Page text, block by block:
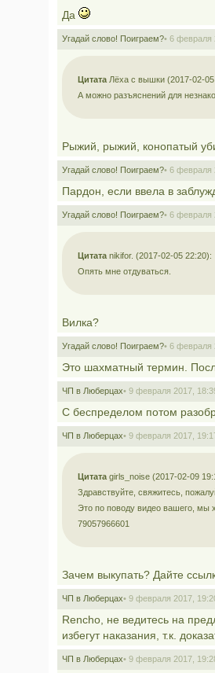
Да
Угадай слово! Поиграем?• 6 февраля
Цитата Лёха с вышки (2017-02-05
А можно разъяснений для
Рыжий, рыжий, конопатый
Угадай слово! Поиграем?• 6 февраля
Пардон, если ввела в
Угадай слово! Поиграем?• 6 февраля
Цитата nikifor. (2017-02-05 22:20):
Опять мне отдуваться.
Вилка?
Угадай слово! Поиграем?• 6 февраля
Это шахматный термин.
ЧП в Люберцах• 9 февраля 2017,
С беспределом потом
ЧП в Люберцах• 9 февраля 2017,
Цитата girls_noise (2017-02-09
Здравствуйте, свяжитесь,
Это по поводу видео вашего, мы
79057966601
Зачем выкупать? Дайте
ЧП в Люберцах• 9 февраля 2017,
Rencho, не ведитесь на
избегут наказания, т.к.
ЧП в Люберцах• 9 февраля 2017,